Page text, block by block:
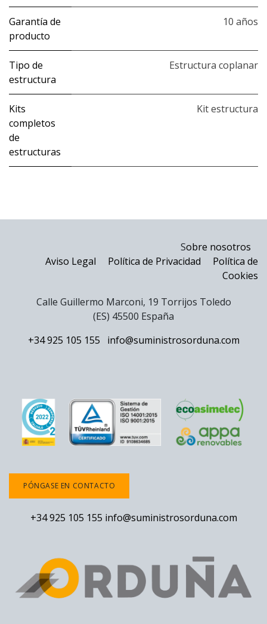
Garantía de
producto
10 años
Tipo de
estructura
Estructura coplanar
Kits
completos
de
estructuras
Kit estructura
Sobre nosotros
Aviso Legal
Política de Privacidad
Política de
Cookies
Calle Guillermo Marconi, 19 Torrijos Toledo
(ES) 45500 España
+34 925 105 155
info@suministrosorduna.com
PÓNGASE EN CONTACTO
+34 925 105 155 info@suministrosorduna.com